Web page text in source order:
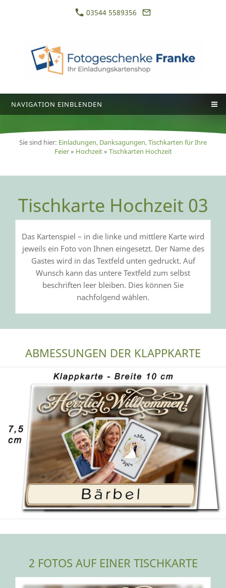
03544 5589356
NAVIGATION EINBLENDEN
Sie sind hier: Einladungen, Danksagungen, Tischkarten für Ihre
Feier» Hochzeit» Tischkarten Hochzeit
Tischkarte Hochzeit 03
Das Kartenspiel – in die linke und mittlere Karte wird
jeweils ein Foto von Ihnen eingesetzt. Der Name des
Gastes wird in das Textfeld unten gedruckt. Auf
Wunsch kann das untere Textfeld zum selbst
beschriften leer bleiben. Dies können Sie
nachfolgend wählen.
ABMESSUNGEN DER KLAPPKARTE
2 FOTOS AUF EINER TISCHKARTE